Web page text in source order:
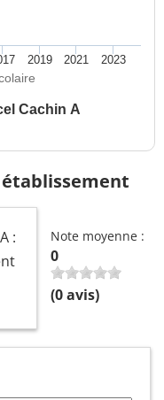
Cachin A
2019 2021 2023
:
Note moyenne :
0
(0avis)